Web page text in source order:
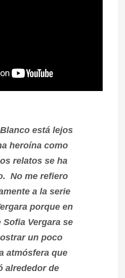
está lejos
heroína como
relatos se ha
No me refiero
a la serie
porque en
Sofia Vergara se
un poco
atmósfera que
alrededor de